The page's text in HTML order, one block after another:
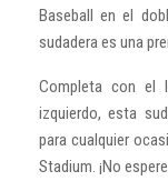
Baseball en el
sudadera es una
Completa con el
izquierdo, esta
para cualquier
Stadium. ¡No